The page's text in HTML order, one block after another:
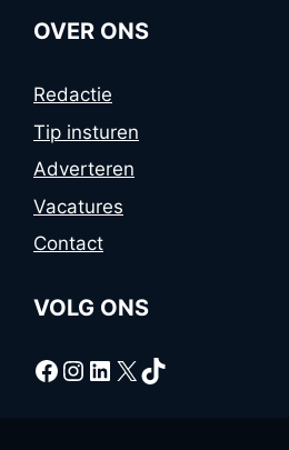
OVER ONS
Redactie
Tip insturen
Adverteren
Vacatures
Contact
VOLG ONS
Facebook
Instagram
LinkedIn
X TikTok